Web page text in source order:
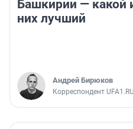
Башкирии — какой
них лучший
Андрей Бирюков
Корреспондент UFA1.RU